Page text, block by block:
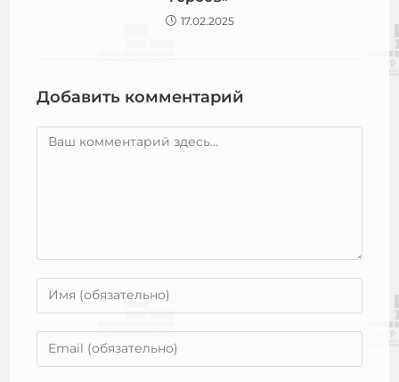
17.02.2025
Добавить комментарий